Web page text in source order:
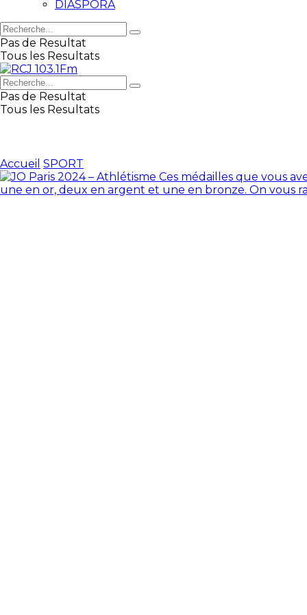
DIASPORA
Pas de Resultat
Tous les Resultats
Pas de Resultat
Tous les Resultats
Accueil SPORT